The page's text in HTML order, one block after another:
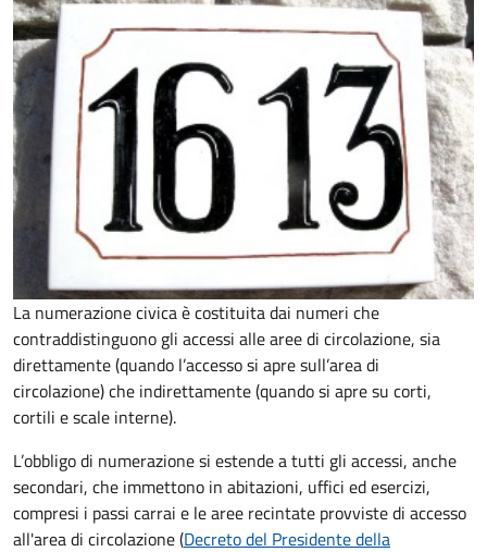
La numerazione civica è costituita dai numeri che
contraddistinguono gli accessi alle aree di circolazione, sia
direttamente (quando l’accesso si apre sull’area di
circolazione) che indirettamente (quando si apre su corti,
cortili e scale interne).
L’obbligo di numerazione si estende a tutti gli accessi, anche
secondari, che immettono in abitazioni, uffici ed esercizi,
compresi i passi carrai e le aree recintate provviste di accesso
all'area di circolazione (Decreto del Presidente della